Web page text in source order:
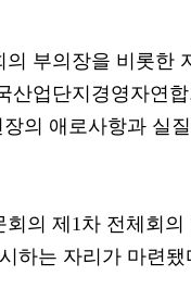
부의장을 비롯한
산업단지경영자연
의 애로사항과 실
의 제1차 전체회
하는 자리가 마련됐